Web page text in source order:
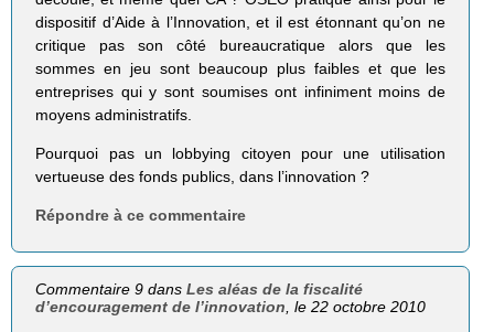
dispositif d’Aide à l’Innovation, et il est étonnant qu’on ne
critique pas son côté bureaucratique alors que les
sommes en jeu sont beaucoup plus faibles et que les
entreprises qui y sont soumises ont infiniment moins de
moyens administratifs.
Pourquoi pas un lobbying citoyen pour une utilisation
vertueuse des fonds publics, dans l’innovation ?
Répondre à ce commentaire
Commentaire 9 dansLes aléas de la fiscalité
d’encouragement de l’innovation, le 22 octobre 2010